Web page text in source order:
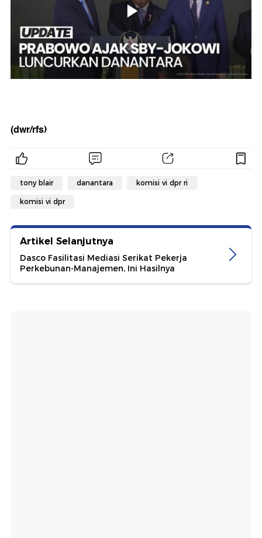
(dwr/rfs)
tony blair danantara komisi vi dpr ri
komisi vi dpr
Artikel Selanjutnya
Dasco Fasilitasi Mediasi Serikat Pekerja
Perkebunan-Manajemen, Ini Hasilnya